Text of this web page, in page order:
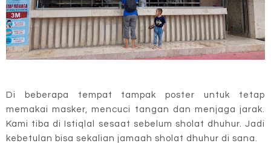
Di beberapa tempat tampak poster untuk tetap
memakai masker, mencuci tangan dan menjaga jarak.
Kami tiba di Istiqlal sesaat sebelum sholat dhuhur. Jadi
kebetulan bisa sekalian jamaah sholat dhuhur di sana.